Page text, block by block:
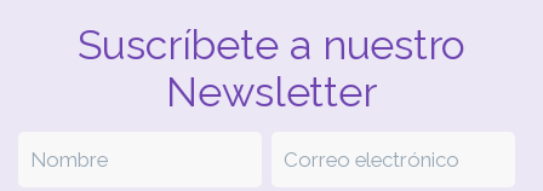
Suscríbete a nuestro
Newsletter